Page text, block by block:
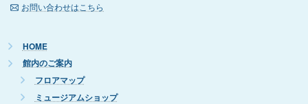
お問い合わせはこちら
HOME
館内のご案内
フロアマップ
ミュージアムショップ